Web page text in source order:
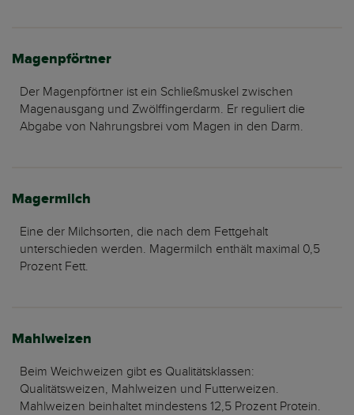
Magenpförtner
Der Magenpförtner ist ein Schließmuskel zwischen
Magenausgang und Zwölffingerdarm. Er reguliert die
Abgabe von Nahrungsbrei vom Magen in den Darm.
Magermilch
Eine der Milchsorten, die nach dem Fettgehalt
unterschieden werden. Magermilch enthält maximal 0,5
Prozent Fett.
Mahlweizen
Beim Weichweizen gibt es Qualitätsklassen:
Qualitätsweizen, Mahlweizen und Futterweizen.
Mahlweizen beinhaltet mindestens 12,5 Prozent Protein.